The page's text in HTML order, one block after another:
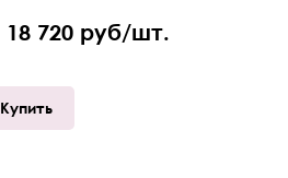
Классик)
По центру
18 720 руб/шт.
Купить